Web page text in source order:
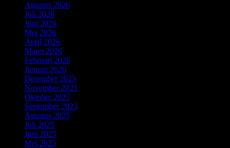
Agustus 2026
Juli 2026
Juni 2026
Mei 2026
April 2026
Maret 2026
Februari 2026
Januari 2026
Desember 2025
November 2025
Oktober 2025
September 2025
Agustus 2025
Juli 2025
Juni 2025
Mei 2025